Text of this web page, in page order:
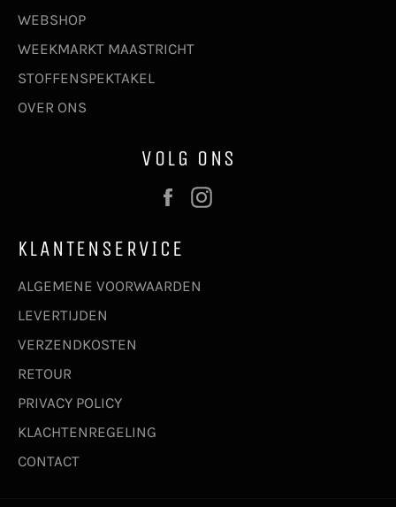
WEBSHOP
WEEKMARKT MAASTRICHT
STOFFENSPEKTAKEL
OVER ONS
VOLG ONS
Facebook
KLANTENSERVICE
ALGEMENE VOORWAARDEN
LEVERTIJDEN
VERZENDKOSTEN
RETOUR
PRIVACY POLICY
KLACHTENREGELING
CONTACT